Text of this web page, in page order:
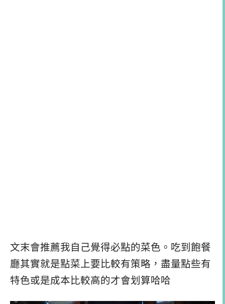
文末會推薦我自己覺得必點的菜色。吃到飽餐
廳其實就是點菜上要比較有策略，盡量點些有
特色或是成本比較高的才會划算哈哈